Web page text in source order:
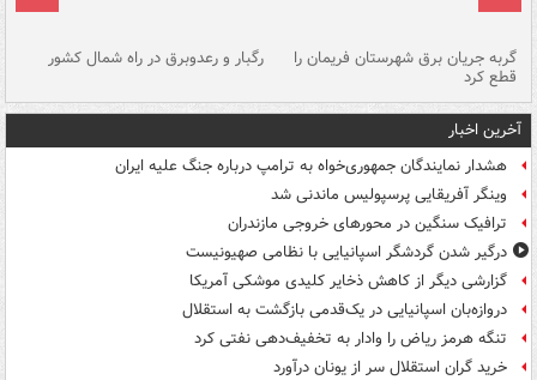
گربه جریان برق شهرستان فریمان را
قطع کرد
رگبار و رعدوبرق در راه شمال کشور
آخرین اخبار
هشدار نمایندگان جمهوری‌خواه به ترامپ درباره جنگ علیه ایران
وینگر آفریقایی پرسپولیس ماندنی شد
ترافیک سنگین در محورهای خروجی مازندران
درگیر شدن گردشگر اسپانیایی با نظامی صهیونیست
گزارشی دیگر از کاهش ذخایر کلیدی موشکی آمریکا
دروازه‌بان اسپانیایی در یک‌قدمی بازگشت به استقلال
تنگه هرمز ریاض را وادار به تخفیف‌دهی نفتی کرد
خرید گران استقلال سر از یونان درآورد